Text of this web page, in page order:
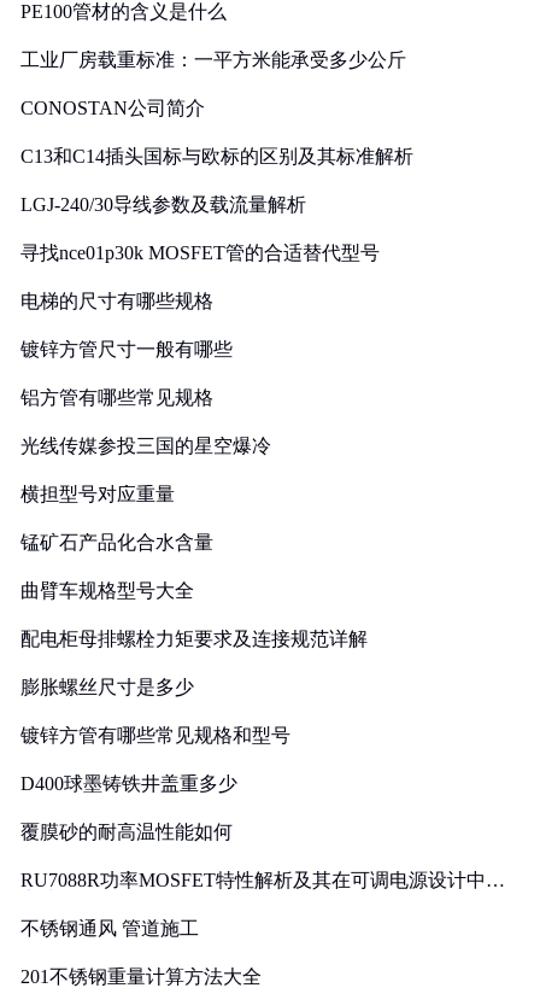
PE100管材的含义是什么
工业厂房载重标准：一平方米能承受多少公斤
CONOSTAN公司简介
C13和C14插头国标与欧标的区别及其标准解析
LGJ-240/30导线参数及载流量解析
寻找nce01p30k MOSFET管的合适替代型号
电梯的尺寸有哪些规格
镀锌方管尺寸一般有哪些
铝方管有哪些常见规格
光线传媒参投三国的星空爆冷
横担型号对应重量
锰矿石产品化合水含量
曲臂车规格型号大全
配电柜母排螺栓力矩要求及连接规范详解
膨胀螺丝尺寸是多少
镀锌方管有哪些常见规格和型号
D400球墨铸铁井盖重多少
覆膜砂的耐高温性能如何
RU7088R功率MOSFET特性解析及其在可调电源设计中的
不锈钢通风 管道施工
201不锈钢重量计算方法大全